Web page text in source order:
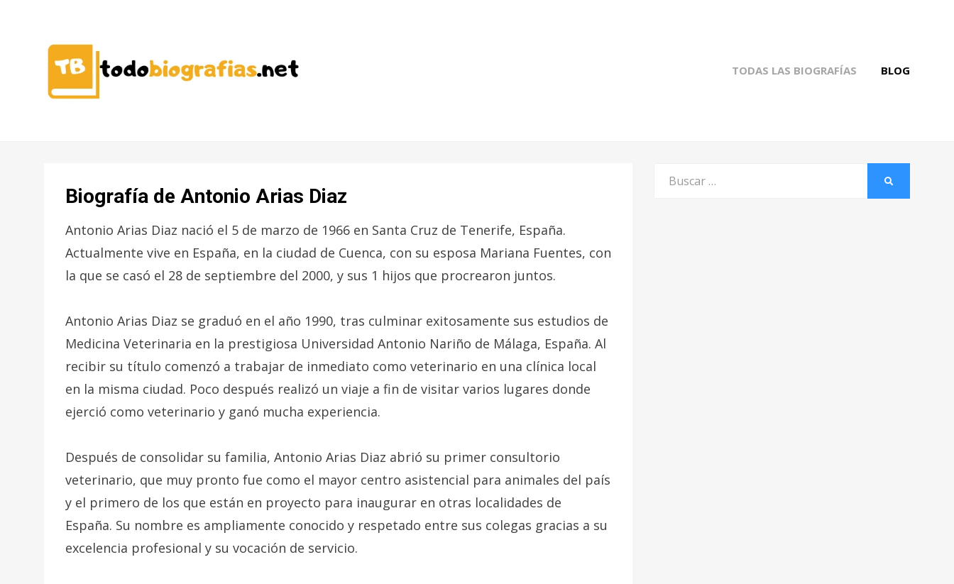
TODAS LAS BIOGRAFÍAS BLOG
Biografía de Antonio Arias Diaz
Antonio Arias Diaz nació el 5 de marzo de 1966 en Santa Cruz de Tenerife, España.
Actualmente vive en España, en la ciudad de Cuenca, con su esposa Mariana Fuentes, con
la que se casó el 28 de septiembre del 2000, y sus 1 hijos que procrearon juntos.
Antonio Arias Diaz se graduó en el año 1990, tras culminar exitosamente sus estudios de
Medicina Veterinaria en la prestigiosa Universidad Antonio Nariño de Málaga, España. Al
recibir su título comenzó a trabajar de inmediato como veterinario en una clínica local
en la misma ciudad. Poco después realizó un viaje a fin de visitar varios lugares donde
ejerció como veterinario y ganó mucha experiencia.
Después de consolidar su familia, Antonio Arias Diaz abrió su primer consultorio
veterinario, que muy pronto fue como el mayor centro asistencial para animales del país
y el primero de los que están en proyecto para inaugurar en otras localidades de
España. Su nombre es ampliamente conocido y respetado entre sus colegas gracias a su
excelencia profesional y su vocación de servicio.
Buscar